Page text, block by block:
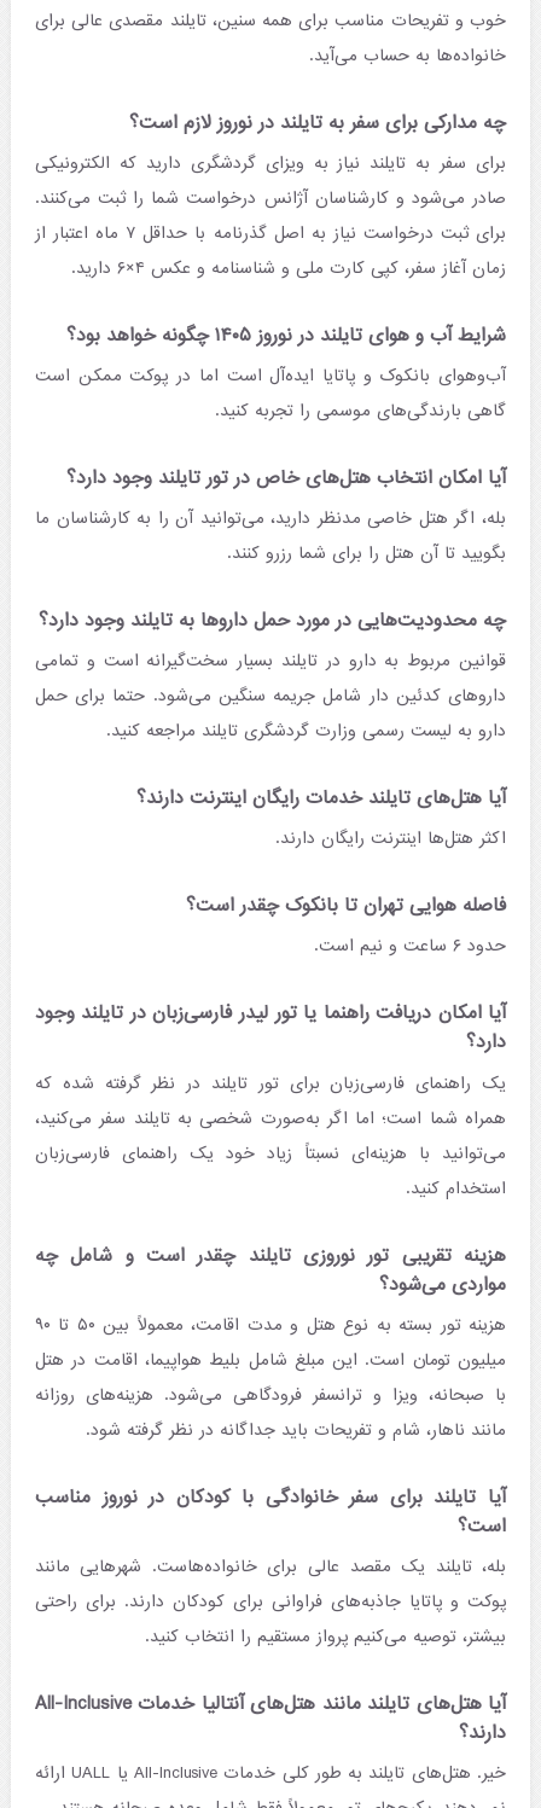
خوب و تفریحات مناسب برای همه سنین، تایلند مقصدی عالی برای
خانواده‌ها به حساب می‌آید.
چه مدارکی برای سفر به تایلند در نوروز لازم است؟
برای سفر به تایلند نیاز به ویزای گردشگری دارید که الکترونیکی
صادر می‌شود و کارشناسان آژانس درخواست شما را ثبت می‌کنند.
برای ثبت درخواست نیاز به اصل گذرنامه با حداقل ۷ ماه اعتبار از
زمان آغاز سفر، کپی کارت ملی و شناسنامه و عکس ۴×۶ دارید.
شرایط آب و هوای تایلند در نوروز ۱۴۰۵ چگونه خواهد بود؟
آب‌وهوای بانکوک و پاتایا ایده‌آل است اما در پوکت ممکن است
گاهی بارندگی‌های موسمی را تجربه کنید.
آیا امکان انتخاب هتل‌های خاص در تور تایلند وجود دارد؟
بله، اگر هتل خاصی مدنظر دارید، می‌توانید آن را به کارشناسان ما
بگویید تا آن هتل را برای شما رزرو کنند.
چه محدودیت‌هایی در مورد حمل داروها به تایلند وجود دارد؟
قوانین مربوط به دارو در تایلند بسیار سخت‌گیرانه است و تمامی
داروهای کدئین دار شامل جریمه سنگین می‌شود. حتما برای حمل
دارو به لیست رسمی وزارت گردشگری تایلند مراجعه کنید.
آیا هتل‌های تایلند خدمات رایگان اینترنت دارند؟
اکثر هتل‌ها اینترنت رایگان دارند.
فاصله هوایی تهران تا بانکوک چقدر است؟
حدود ۶ ساعت و نیم است.
آیا امکان دریافت راهنما یا تور لیدر فارسی‌زبان در تایلند وجود
دارد؟
یک راهنمای فارسی‌زبان برای تور تایلند در نظر گرفته شده که
همراه شما است؛ اما اگر به‌صورت شخصی به تایلند سفر می‌کنید،
می‌توانید با هزینه‌ای نسبتاً زیاد خود یک راهنمای فارسی‌زبان
استخدام کنید.
هزینه تقریبی تور نوروزی تایلند چقدر است و شامل چه
مواردی می‌شود؟
هزینه تور بسته به نوع هتل و مدت اقامت، معمولاً بین ۵۰ تا ۹۰
میلیون تومان است. این مبلغ شامل بلیط هواپیما، اقامت در هتل
با صبحانه، ویزا و ترانسفر فرودگاهی می‌شود. هزینه‌های روزانه
مانند ناهار، شام و تفریحات باید جداگانه در نظر گرفته شود.
آیا تایلند برای سفر خانوادگی با کودکان در نوروز مناسب
است؟
بله، تایلند یک مقصد عالی برای خانواده‌هاست. شهرهایی مانند
پوکت و پاتایا جاذبه‌های فراوانی برای کودکان دارند. برای راحتی
بیشتر، توصیه می‌کنیم پرواز مستقیم را انتخاب کنید.
آیا هتل‌های تایلند مانند هتل‌های آنتالیا خدمات All-Inclusive
دارند؟
خیر. هتل‌های تایلند به طور کلی خدمات All-Inclusive یا UALL ارائه